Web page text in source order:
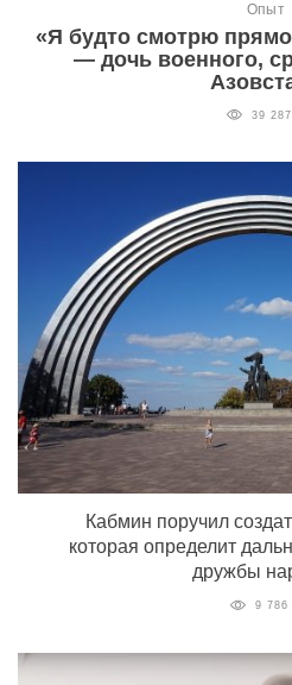
Опыт
«Я будто смотрю
— дочь военного,
39 287
Кабмин поручил
которая определит
дружбы
9 786